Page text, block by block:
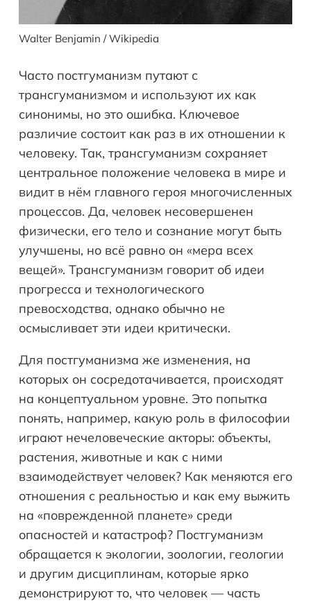
Walter Benjamin / Wikipedia
Часто постгуманизм путают с
трансгуманизмом и используют их как
синонимы, но это ошибка. Ключевое
различие состоит как раз в их отношении к
человеку. Так, трансгуманизм сохраняет
центральное положение человека в мире и
видит в нём главного героя многочисленных
процессов. Да, человек несовершенен
физически, его тело и сознание могут быть
улучшены, но всё равно он «мера всех
вещей». Трансгуманизм говорит об идеи
прогресса и технологического
превосходства, однако обычно не
осмысливает эти идеи критически.
Для постгуманизма же изменения, на
которых он сосредотачивается, происходят
на концептуальном уровне. Это попытка
понять, например, какую роль в философии
играют нечеловеческие акторы: объекты,
растения, животные и как с ними
взаимодействует человек? Как меняются его
отношения с реальностью и как ему выжить
на «поврежденной планете» среди
опасностей и катастроф? Постгуманизм
обращается к экологии, зоологии, геологии
и другим дисциплинам, которые ярко
демонстрируют то, что человек — часть